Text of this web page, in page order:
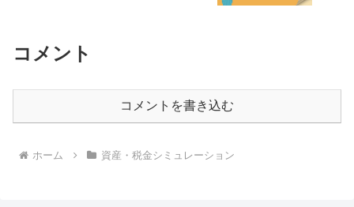
コメント
コメントを書き込む
ホーム 資産・税金シミュレーション